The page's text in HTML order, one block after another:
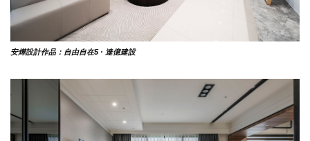
安燁設計作品：自由自在5 · 達億建設